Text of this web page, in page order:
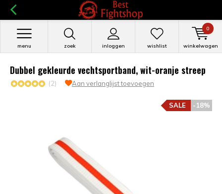
zoek inloggen
menu wishlist winkelwagen
0
Dubbel gekleurde vechtsportband, wit-oranje streep
(2) Aan verlanglijst toevoegen
-18%
SALE